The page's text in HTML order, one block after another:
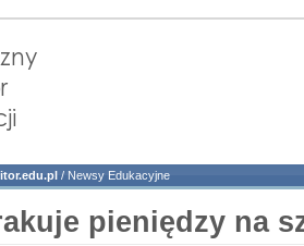
/ Newsy Edukacyjne
pieniędzy na